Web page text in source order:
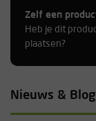
Zelf een
Heb je dit
plaatsen?
Nieuws &